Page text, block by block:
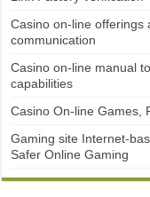
Casino on-line offerings
communication
Casino on-line manual
capabilities
Casino On-line Games,
Gaming site Internet-
Safer Online Gaming